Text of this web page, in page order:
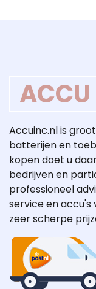
ACCU
Accuinc.nl is
batterijen en
kopen doet u
bedrijven en
professioneel
service en
zeer scherpe